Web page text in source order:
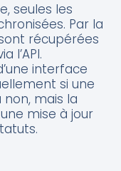
seules les
Par la
récupérées
l’API.
interface
si une
mais la
mise à jour